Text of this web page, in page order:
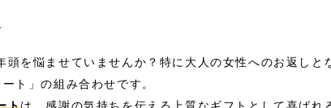
を悩ませていませんか？特に大人の女性へのお返しと
ト」の組み合わせです。
トは、感謝の気持ちを伝える上質なギフトとして喜ばれ